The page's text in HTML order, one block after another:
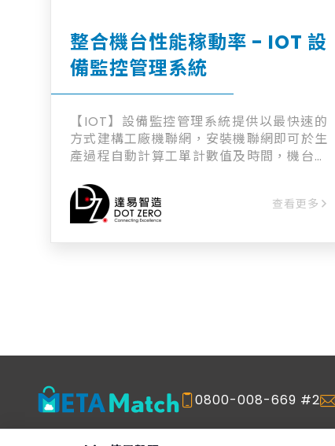
整合機台性能稼動率 - IOT 設
備監控管理系統
【IOT】設備監控管理系統提供以最快速的
方式建構工廠機聯網，安裝機聯網即可於生
產過程自動計算工單計數值及時間，機台亦
即生成通知並回報，再搭配智慧篩選功能找
出關鍵瓶頸。 【四大效益】 ◆ 機聯網整合
機台性能，提升機台稼動率。 ◆ 即時監控
查看更多
0800-008-669 #2